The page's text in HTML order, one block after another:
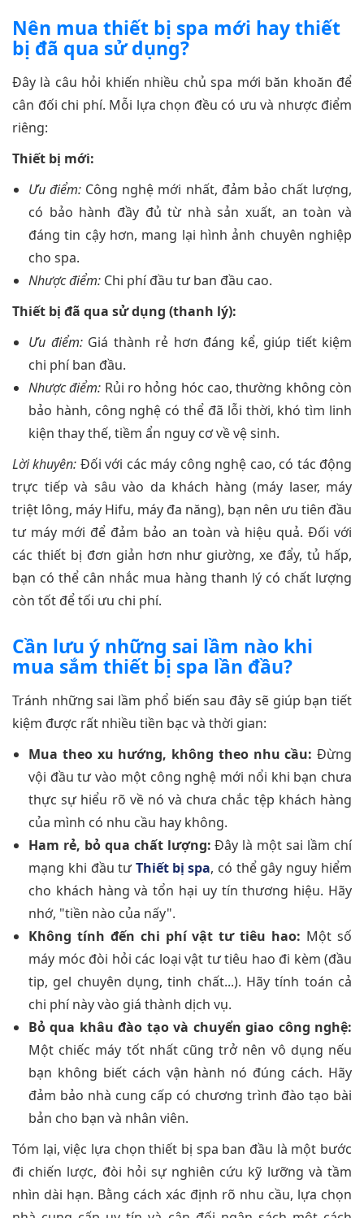
Nên mua thiết bị spa mới hay thiết
bị đã qua sử dụng?
Đây là câu hỏi khiến nhiều chủ spa mới băn khoăn để
cân đối chi phí. Mỗi lựa chọn đều có ưu và nhược điểm
riêng:
Thiết bị mới:
Ưu điểm: Công nghệ mới nhất, đảm bảo chất lượng,
có bảo hành đầy đủ từ nhà sản xuất, an toàn và
đáng tin cậy hơn, mang lại hình ảnh chuyên nghiệp
cho spa.
Nhược điểm: Chi phí đầu tư ban đầu cao.
Thiết bị đã qua sử dụng (thanh lý):
Ưu điểm:Giá thành rẻ hơn đáng kể, giúp tiết kiệm
chi phí ban đầu.
Nhược điểm: Rủi ro hỏng hóc cao, thường không còn
bảo hành, công nghệ có thể đã lỗi thời, khó tìm linh
kiện thay thế, tiềm ẩn nguy cơ về vệ sinh.
Lời khuyên: Đối với các máy công nghệ cao, có tác động
trực tiếp và sâu vào da khách hàng (máy laser, máy
triệt lông, máy Hifu, máy đa năng), bạn nên ưu tiên đầu
tư máy mới để đảm bảo an toàn và hiệu quả. Đối với
các thiết bị đơn giản hơn như giường, xe đẩy, tủ hấp,
bạn có thể cân nhắc mua hàng thanh lý có chất lượng
còn tốt để tối ưu chi phí.
Cần lưu ý những sai lầm nào khi
mua sắm thiết bị spa lần đầu?
Tránh những sai lầm phổ biến sau đây sẽ giúp bạn tiết
kiệm được rất nhiều tiền bạc và thời gian:
Mua theo xu hướng, không theo nhu cầu: Đừng
vội đầu tư vào một công nghệ mới nổi khi bạn chưa
thực sự hiểu rõ về nó và chưa chắc tệp khách hàng
của mình có nhu cầu hay không.
Ham rẻ, bỏ qua chất lượng: Đây là một sai lầm chí
mạng khi đầu tưThiết bị spa, có thể gây nguy hiểm
cho khách hàng và tổn hại uy tín thương hiệu. Hãy
nhớ, "tiền nào của nấy".
Không tính đến chi phí vật tư tiêu hao: Một số
máy móc đòi hỏi các loại vật tư tiêu hao đi kèm (đầu
tip, gel chuyên dụng, tinh chất...). Hãy tính toán cả
chi phí này vào giá thành dịch vụ.
Bỏ qua khâu đào tạo và chuyển giao công nghệ:
Một chiếc máy tốt nhất cũng trở nên vô dụng nếu
bạn không biết cách vận hành nó đúng cách. Hãy
đảm bảo nhà cung cấp có chương trình đào tạo bài
bản cho bạn và nhân viên.
Tóm lại, việc lựa chọn thiết bị spa ban đầu là một bước
đi chiến lược, đòi hỏi sự nghiên cứu kỹ lưỡng và tầm
nhìn dài hạn. Bằng cách xác định rõ nhu cầu, lựa chọn